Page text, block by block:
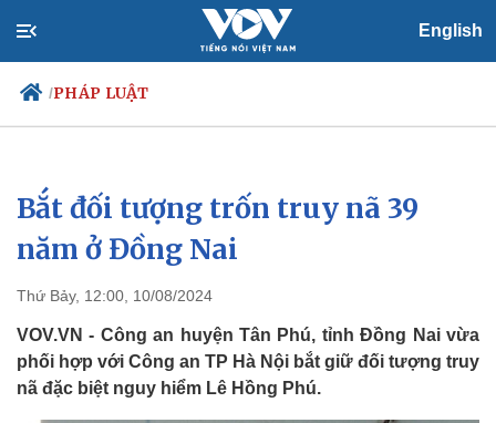
English
/PHÁP LUẬT
Chính trị
Đảng
Tổ chức nhân sự
Nhận diện sự thật
Xã hội
Việc làm
Biển đảo
Bắt đối tượng trốn truy nã 39
năm ở Đồng Nai
Thứ Bảy, 12:00, 10/08/2024
VOV.VN - Công an huyện Tân Phú, tỉnh Đồng Nai vừa
phối hợp với Công an TP Hà Nội bắt giữ đối tượng truy
nã đặc biệt nguy hiểm Lê Hồng Phú.